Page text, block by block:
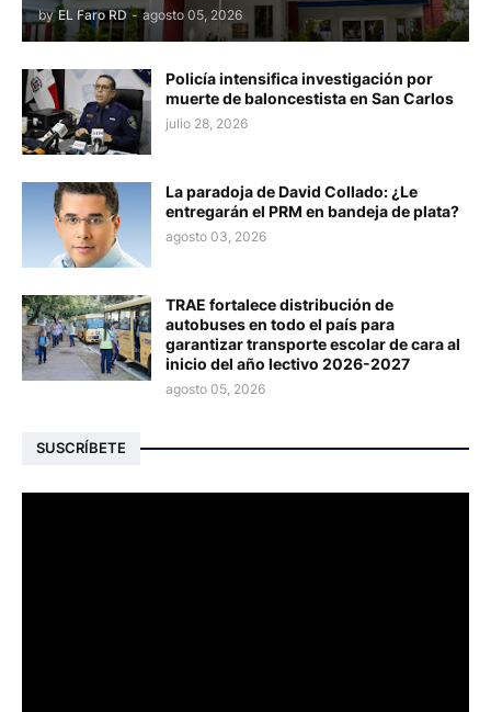
by EL Faro RD - agosto 05, 2026
Policía intensifica investigación por
muerte de baloncestista en San Carlos
julio 28, 2026
La paradoja de David Collado: ¿Le
entregarán el PRM en bandeja de plata?
agosto 03, 2026
TRAE fortalece distribución de
autobuses en todo el país para
garantizar transporte escolar de cara al
inicio del año lectivo 2026-2027
agosto 05, 2026
SUSCRÍBETE